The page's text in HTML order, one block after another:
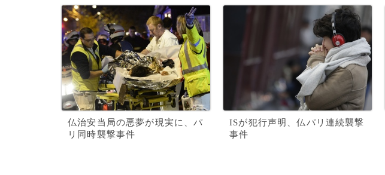
仏治安当局の悪夢が現実に、パ
リ同時襲撃事件
ISが犯行声明、仏パリ連続襲撃
事件